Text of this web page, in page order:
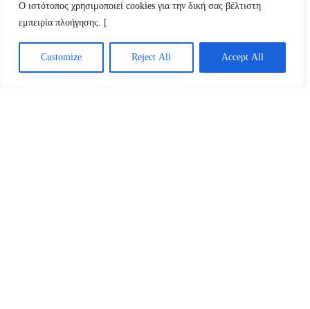
Ο ιστότοπος χρησιμοποιεί cookies για την δική σας βέλτιστη
εμπειρία πλοήγησης. [
Customize Reject All Accept All
τη φυσιολογική χλωρίδα του
εντέρου (πρεβιοτικά και προβιοτικά),
είναι εξίσου σημαντικά, ώστε να